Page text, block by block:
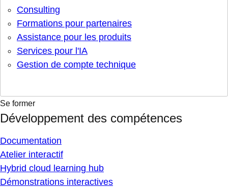
Consulting
Formations pour partenaires
Assistance pour les produits
Services pour l'IA
Gestion de compte technique
Se former
Développement des compétences
Documentation
Atelier interactif
Hybrid cloud learning hub
Démonstrations interactives